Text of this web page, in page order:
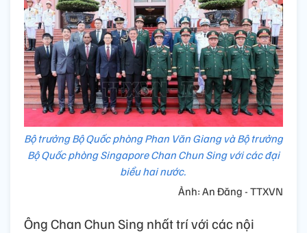
Bộ trưởng Bộ Quốc phòng Phan Văn Giang và Bộ trưởng
Bộ Quốc phòng Singapore Chan Chun Sing với các đại
biểu hai nước.
Ảnh: An Đăng - TTXVN
Ông Chan Chun Sing nhất trí với các nội